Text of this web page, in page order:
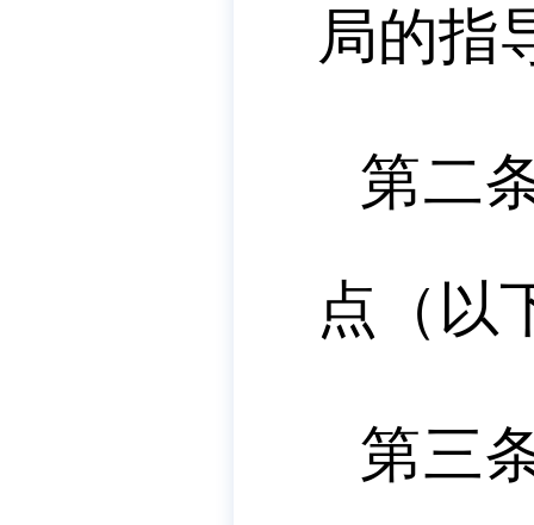
局的指
第二
点（以
第三